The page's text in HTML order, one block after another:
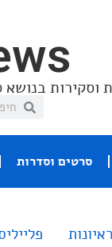
וסקירות בנושא
סרטים וסדרות
ראיונות